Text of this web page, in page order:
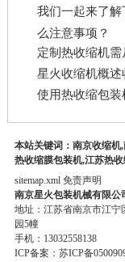
我们一起来了
么注意事项？
定制热收缩机需
星火收缩机概
使用热收缩包
本站关键词：南京收缩机
热收缩膜包装机,江苏热
sitemap.xml 免责声明
南京星火包装机械有限公
地址：江苏省南京市江宁
园5幢
手机：13032558138
ICP备案： 苏ICP备